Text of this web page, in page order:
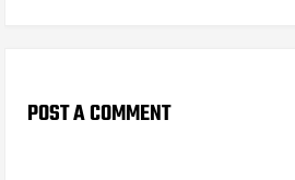
POST A COMMENT